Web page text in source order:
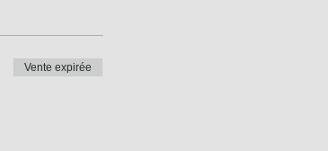
Vente expirée